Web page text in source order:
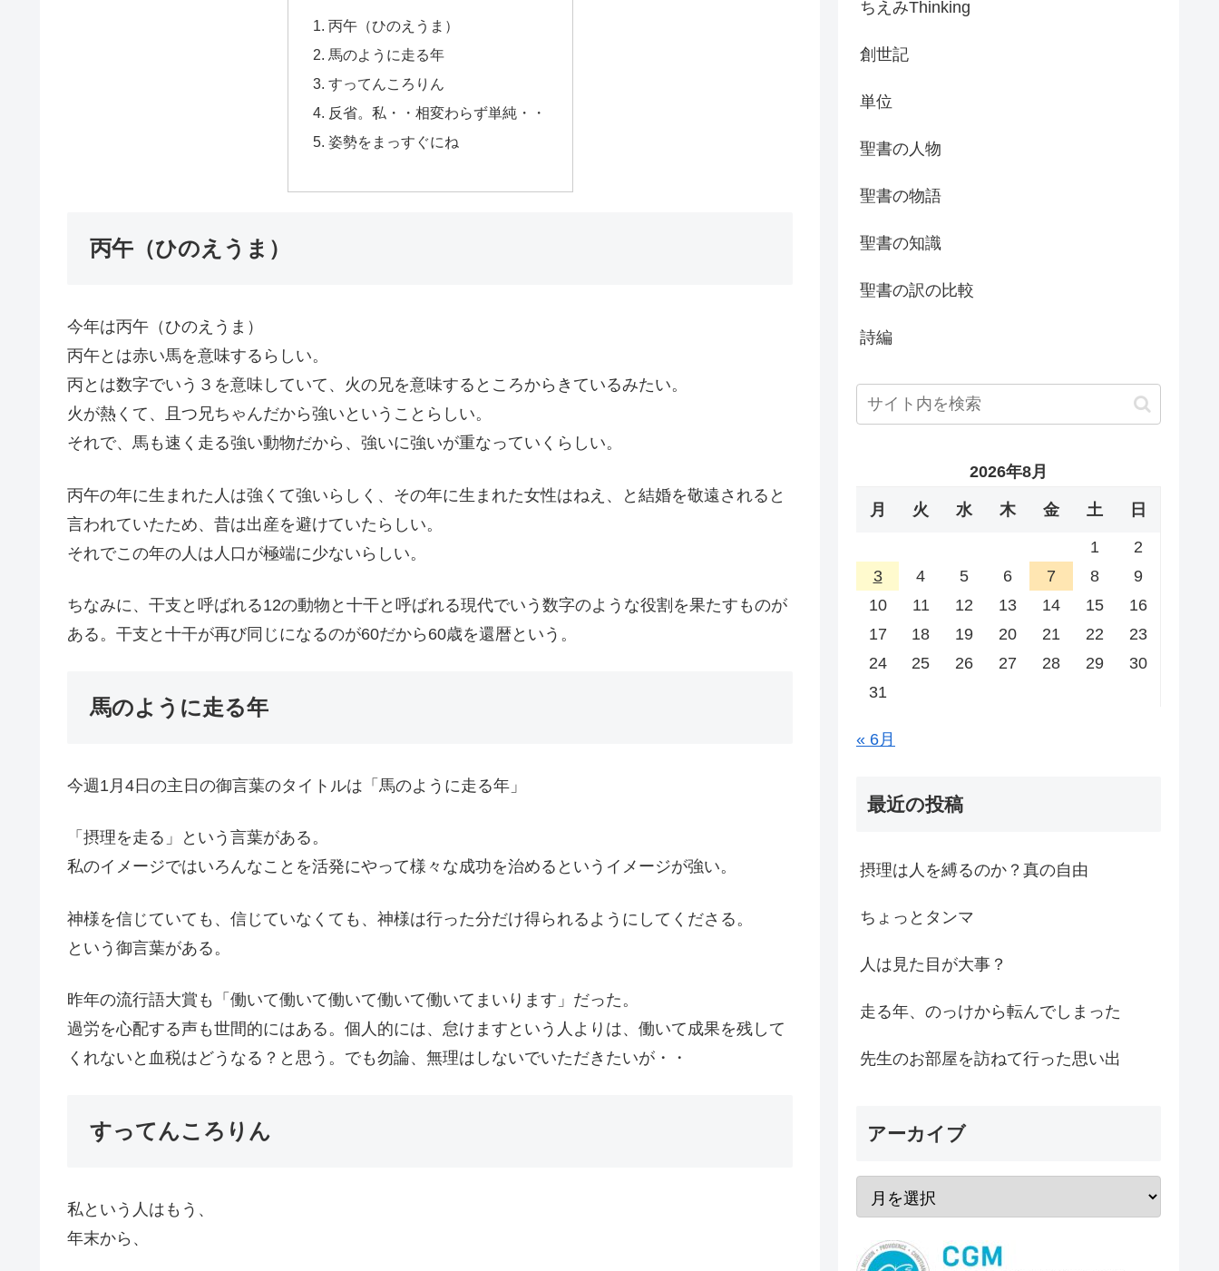
丙午（ひのえうま）
馬のように走る年
すってんころりん
反省。私・・相変わらず単純・・
姿勢をまっすぐにね
丙午（ひのえうま）
今年は丙午（ひのえうま）
丙午とは赤い馬を意味するらしい。
丙とは数字でいう３を意味していて、火の兄を意味するところからきているみたい。
火が熱くて、且つ兄ちゃんだから強いということらしい。
それで、馬も速く走る強い動物だから、強いに強いが重なっていくらしい。
丙午の年に生まれた人は強くて強いらしく、その年に生まれた女性はねえ、と結婚を敬遠されると
言われていたため、昔は出産を避けていたらしい。
それでこの年の人は人口が極端に少ないらしい。
ちなみに、干支と呼ばれる12の動物と十干と呼ばれる現代でいう数字のような役割を果たすものが
ある。干支と十干が再び同じになるのが60だから60歳を還暦という。
馬のように走る年
今週1月4日の主日の御言葉のタイトルは「馬のように走る年」
「摂理を走る」という言葉がある。
私のイメージではいろんなことを活発にやって様々な成功を治めるというイメージが強い。
神様を信じていても、信じていなくても、神様は行った分だけ得られるようにしてくださる。
という御言葉がある。
昨年の流行語大賞も「働いて働いて働いて働いて働いてまいります」だった。
過労を心配する声も世間的にはある。個人的には、怠けますという人よりは、働いて成果を残して
くれないと血税はどうなる？と思う。でも勿論、無理はしないでいただきたいが・・
すってんころりん
私という人はもう、
年末から、
ちえみThinking
創世記
単位
聖書の人物
聖書の物語
聖書の知識
聖書の訳の比較
詩編
2026年8月
月 火 水 木 金 土 日
1
2
3
4 5 6 7 8
9
10
11 12 13 14 15
16
17
18 19 20 21 22
23
24
25 26 27 28 29
30
31
« 6月
最近の投稿
摂理は人を縛るのか？真の自由
ちょっとタンマ
人は見た目が大事？
走る年、のっけから転んでしまった
先生のお部屋を訪ねて行った思い出
アーカイブ